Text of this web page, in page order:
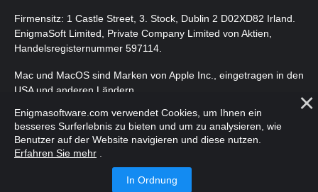
Firmensitz: 1 Castle Street, 3. Stock, Dublin 2 D02XD82 Irland.
EnigmaSoft Limited, Private Company Limited von Aktien,
Handelsregisternummer 597114.
Mac und MacOS sind Marken von Apple Inc., eingetragen in den
USA und anderen Ländern.
Copyright 2016-2026 . EnigmaSoft Ltd. Alle Rechte vorbehalten.
Enigmasoftware.com verwendet Cookies, um Ihnen ein
besseres Surferlebnis zu bieten und um zu analysieren, wie
Benutzer auf der Website navigieren und diese nutzen.
Erfahren Sie mehr